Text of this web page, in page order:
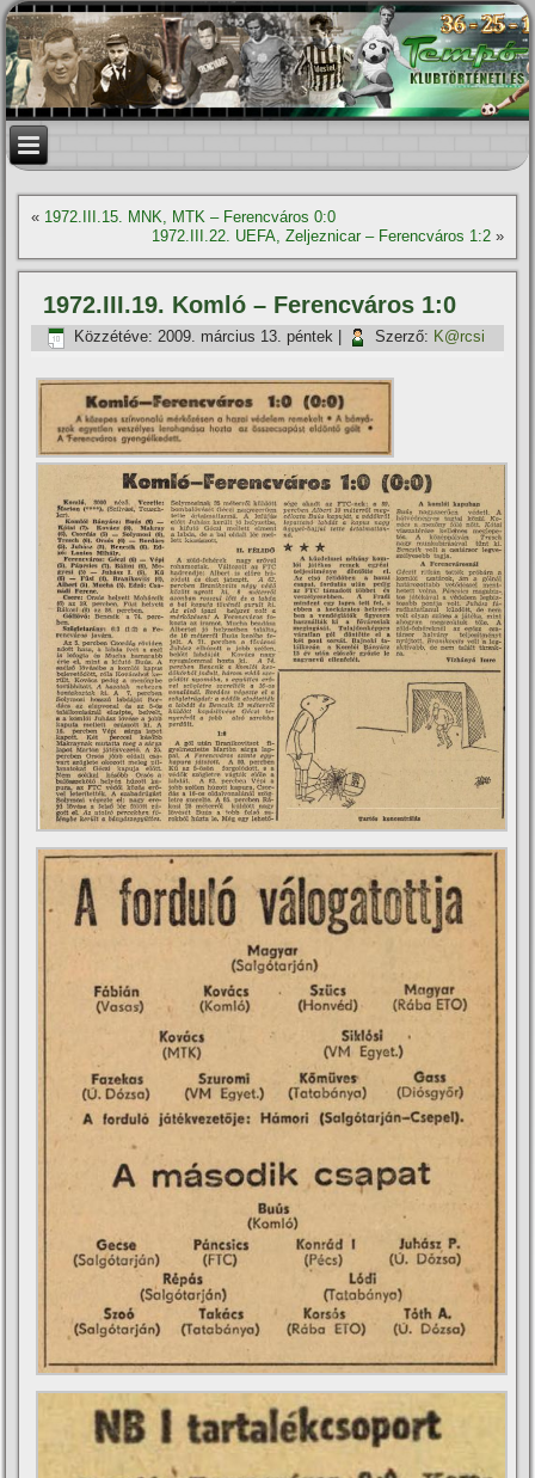
« 1972.III.15. MNK, MTK – Ferencváros 0:0
1972.III.22. UEFA, Zeljeznicar – Ferencváros 1:2»
1972.III.19. Komló – Ferencváros 1:0
Közzétéve: 2009. március 13. péntek Szerző: K@rcsi